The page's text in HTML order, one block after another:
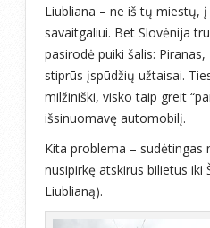
Liubliana – ne iš tų miestų,
savaitgaliui. Bet Slovėnija
pasirodė puiki šalis:
stiprūs įspūdžių užtaisai.
milžiniški, visko taip greit
išsinuomavę automobilį.
Kita problema – sudėtingas
nusipirkę atskirus bilietus iki
Liublianą).